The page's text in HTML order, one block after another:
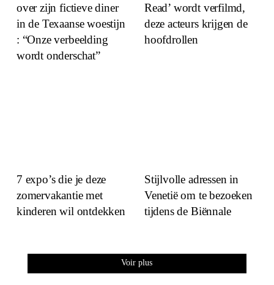
over zijn fictieve diner
in de Texaanse woestijn
: “Onze verbeelding
wordt onderschat”
Read’ wordt verfilmd,
deze acteurs krijgen de
hoofdrollen
7 expo’s die je deze
zomervakantie met
kinderen wil ontdekken
Stijlvolle adressen in
Venetië om te bezoeken
tijdens de Biënnale
Voir plus